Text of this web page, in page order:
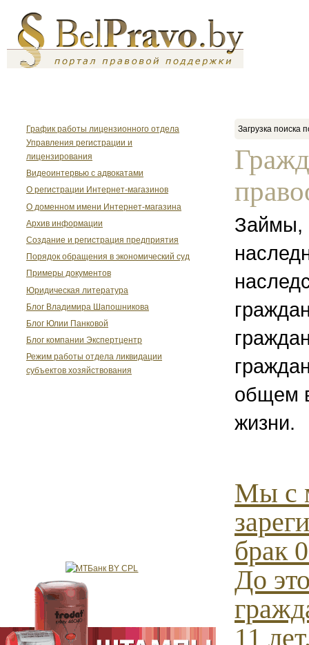
График работы лицензионного отдела
Управления регистрации и
лицензирования
Видеоинтервью с адвокатами
О регистрации Интернет-магазинов
О доменном имени Интернет-магазина
Архив информации
Создание и регистрация предприятия
Порядок обращения в экономический суд
Примеры документов
Юридическая литература
Блог Владимира Шапошникова
Блог Юлии Панковой
Блог компании Экспертцентр
Режим работы отдела ликвидации
субъектов хозяйствования
Загрузка поиска
Займы,
общем
жизни.
Мы с
брак
До
11